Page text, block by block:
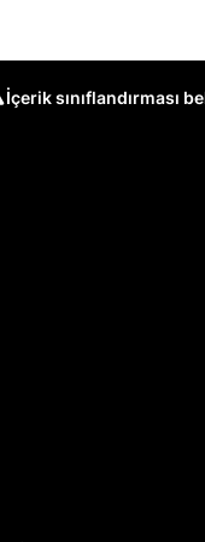
İçerik sınıflandırması